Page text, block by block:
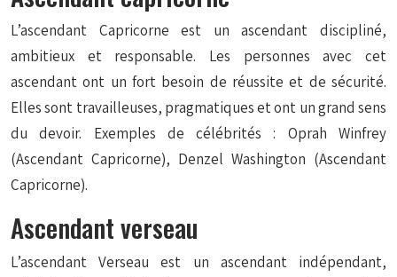
L’ascendant Capricorne est un ascendant discipliné,
ambitieux et responsable. Les personnes avec cet
ascendant ont un fort besoin de réussite et de sécurité.
Elles sont travailleuses, pragmatiques et ont un grand sens
du devoir. Exemples de célébrités : Oprah Winfrey
(Ascendant Capricorne), Denzel Washington (Ascendant
Capricorne).
Ascendant verseau
L’ascendant Verseau est un ascendant indépendant,